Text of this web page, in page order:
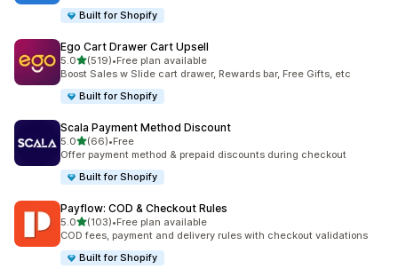
Built for Shopify
Ego Cart Drawer Cart Upsell
5.0별 5개 중
(519)
총 리뷰 519개
•Free plan available
Boost Sales w Slide cart drawer, Rewards bar, Free Gifts, etc
Built for Shopify
Scala Payment Method Discount
5.0별 5개 중
(66)
총 리뷰 66개
•Free
Offer payment method & prepaid discounts during checkout
Built for Shopify
Payflow: COD & Checkout Rules
5.0별 5개 중
(103)
총 리뷰 103개
•Free plan available
COD fees, payment and delivery rules with checkout validations
Built for Shopify